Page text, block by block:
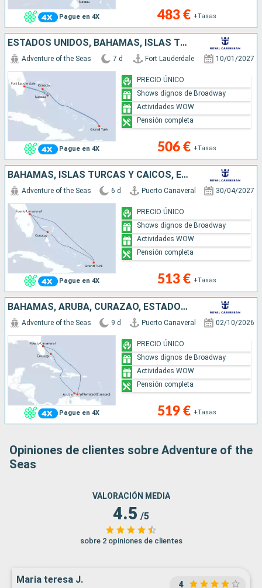
Pague en 4X 483 € +Tasas
ESTADOS UNIDOS, BAHAMAS, ISLAS TURCAS Y CAICOS
Pague en 4X
Adventure of the Seas 7 d Fort Lauderdale 10/01/2027
506 € +Tasas
PRECIO ÚNICO
Shows dignos de Broadway
Actividades WOW
Pensión completa
BAHAMAS, ISLAS TURCAS Y CAICOS, ESTADOS UNIDOS
Pague en 4X
Adventure of the Seas 6 d Puerto Canaveral 30/04/2027
513 € +Tasas
PRECIO ÚNICO
Shows dignos de Broadway
Actividades WOW
Pensión completa
BAHAMAS, ARUBA, CURAZAO, ESTADOS UNIDOS
Pague en 4X
Adventure of the Seas 9 d Puerto Canaveral 02/10/2026
519 € +Tasas
PRECIO ÚNICO
Shows dignos de Broadway
Actividades WOW
Pensión completa
Opiniones de clientes sobre Adventure of the
Seas
VALORACIÓN MEDIA
4.5 /5
sobre 2 opiniones de clientes
Maria teresa J. 4